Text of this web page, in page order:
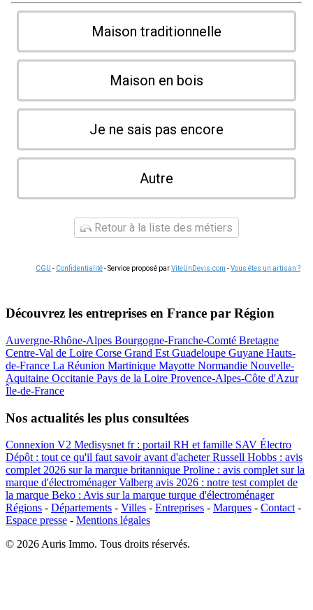
Maison traditionnelle
Maison en bois
Je ne sais pas encore
Autre
Retour à la liste des métiers
CGU - Confidentialité- Service proposé parViteUnDevis.com -Vous êtes un artisan ?
Découvrez les entreprises en France par Région
Auvergne-Rhône-Alpes Bourgogne-Franche-Comté Bretagne
Centre-Val de Loire Corse Grand Est Guadeloupe Guyane Hauts-
de-France La Réunion Martinique Mayotte Normandie Nouvelle-
Aquitaine Occitanie Pays de la Loire Provence-Alpes-Côte d'Azur
Île-de-France
Nos actualités les plus consultées
Connexion V2 Medisysnet fr : portail RH et famille SAV Électro
Dépôt : tout ce qu'il faut savoir avant d'acheterRussell Hobbs : avis
complet 2026 sur la marque britannique Proline : avis complet sur la
marque d'électroménagerValberg avis 2026 : notre test complet de
la marque Beko : Avis sur la marque turque d'électroménager
Régions - Départements - Villes - Entreprises - Marques - Contact -
Espace presse - Mentions légales
© 2026 Auris Immo. Tous droits réservés.